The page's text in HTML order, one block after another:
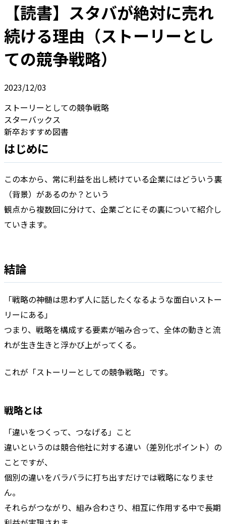
【読書】スタバが絶対に売れ
続ける理由（ストーリーとし
ての競争戦略）
2023/12/03
ストーリーとしての競争戦略
スターバックス
新卒おすすめ図書
はじめに
この本から、常に利益を出し続けている企業にはどういう裏
（背景）があるのか？という
観点から複数回に分けて、企業ごとにその裏について紹介し
ていきます。
結論
「戦略の神髄は思わず人に話したくなるような面白いストー
リーにある」
つまり、戦略を構成する要素が噛み合って、全体の動きと流
れが生き生きと浮かび上がってくる。
これが「ストーリーとしての競争戦略」です。
戦略とは
「違いをつくって、つなげる」こと
違いというのは競合他社に対する違い（差別化ポイント）の
ことですが、
個別の違いをバラバラに打ち出すだけでは戦略になりませ
ん。
それらがつながり、組み合わさり、相互に作用する中で長期